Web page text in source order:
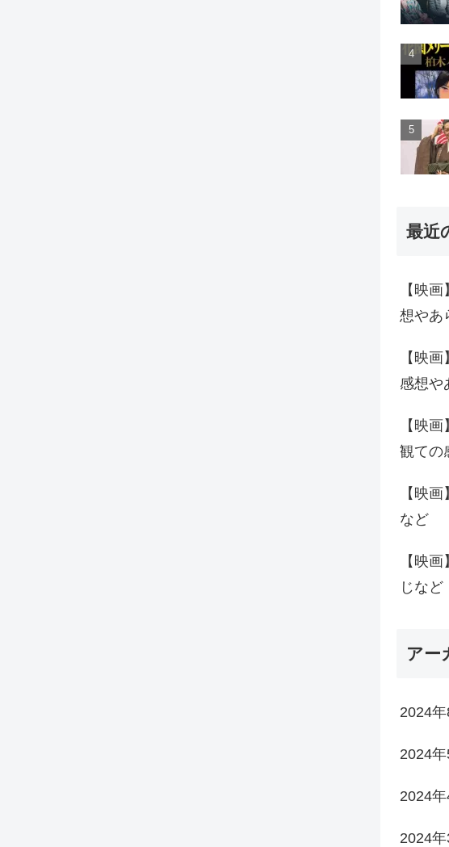
最近
【映
想やあ
【映
感想や
【映
観ての
【映
など
【映
じなど
アー
2024年
2024年
2024年
2024年